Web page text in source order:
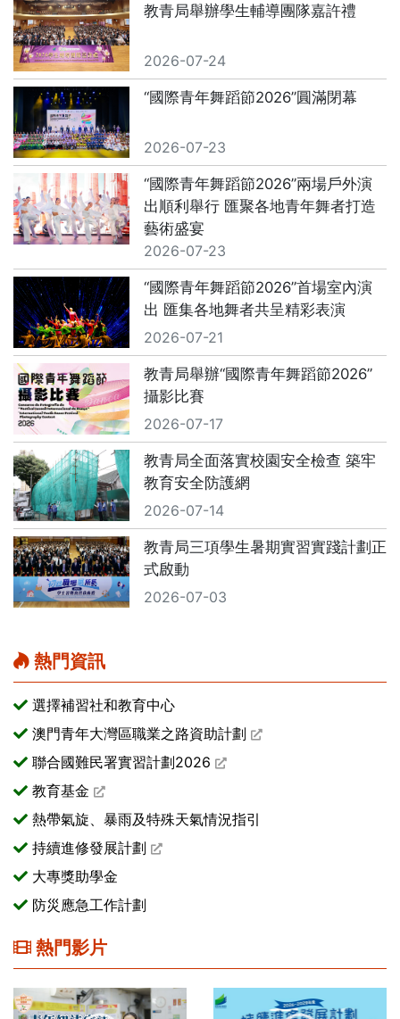
教青局舉辦學生輔導團隊嘉許禮
2026-07-24
“國際青年舞蹈節2026”圓滿閉幕
2026-07-23
“國際青年舞蹈節2026”兩場戶外演
出順利舉行 匯聚各地青年舞者打造
藝術盛宴
2026-07-23
“國際青年舞蹈節2026”首場室內演
出 匯集各地舞者共呈精彩表演
2026-07-21
教青局舉辦“國際青年舞蹈節2026”
攝影比賽
2026-07-17
教青局全面落實校園安全檢查 築牢
教育安全防護網
2026-07-14
教青局三項學生暑期實習實踐計劃正
式啟動
2026-07-03
熱門資訊
選擇補習社和教育中心
澳門青年大灣區職業之路資助計劃
聯合國難民署實習計劃2026
教育基金
熱帶氣旋、暴雨及特殊天氣情況指引
持續進修發展計劃
大專獎助學金
防災應急工作計劃
熱門影片